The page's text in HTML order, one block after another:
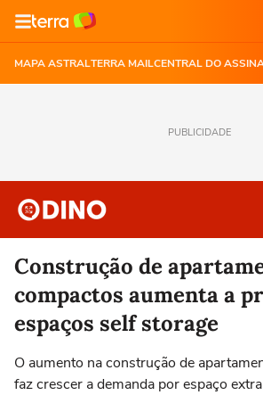
MAPA ASTRALTERRA MAILCENTRAL DO
PUBLICIDADE
Construção de
compactos aumenta a
espaços self storage
O aumento na construção de
faz crescer a demanda por espaço